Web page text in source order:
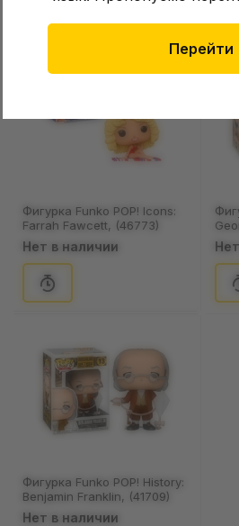
Перейти
Фигурка Funko POP! Icons:
Farrah Fawcett, (46773)
Нет в наличии
Фигурка Funko POP! History:
Benjamin Franklin, (41709)
Нет в наличии